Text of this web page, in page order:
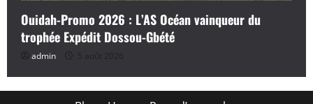
Ouidah-Promo 2026 : L’AS Océan vainqueur du
trophée Expédit Dossou-Gbété
admin 5 août 2026